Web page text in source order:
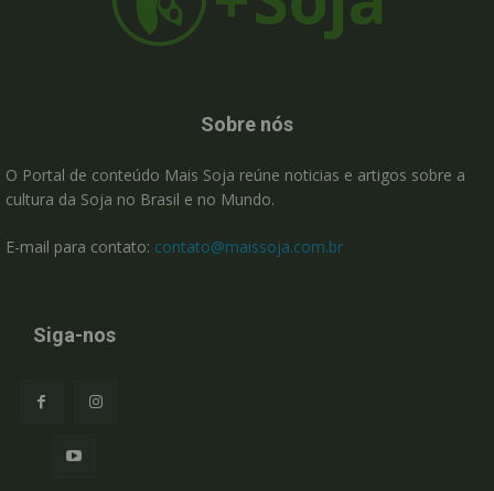
Sobre nós
O Portal de conteúdo Mais Soja reúne noticias e artigos sobre a
cultura da Soja no Brasil e no Mundo.
E-mail para contato: contato@maissoja.com.br
Siga-nos